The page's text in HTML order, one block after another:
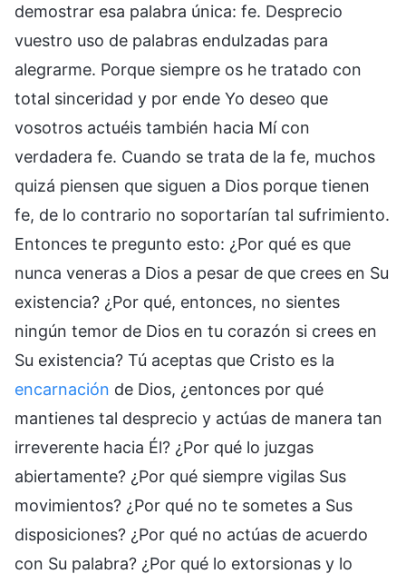
demostrar esa palabra única: fe. Desprecio
vuestro uso de palabras endulzadas para
alegrarme. Porque siempre os he tratado con
total sinceridad y por ende Yo deseo que
vosotros actuéis también hacia Mí con
verdadera fe. Cuando se trata de la fe, muchos
quizá piensen que siguen a Dios porque tienen
fe, de lo contrario no soportarían tal sufrimiento.
Entonces te pregunto esto: ¿Por qué es que
nunca veneras a Dios a pesar de que crees en Su
existencia? ¿Por qué, entonces, no sientes
ningún temor de Dios en tu corazón si crees en
Su existencia? Tú aceptas que Cristo es la
encarnación de Dios, ¿entonces por qué
mantienes tal desprecio y actúas de manera tan
irreverente hacia Él? ¿Por qué lo juzgas
abiertamente? ¿Por qué siempre vigilas Sus
movimientos? ¿Por qué no te sometes a Sus
disposiciones? ¿Por qué no actúas de acuerdo
con Su palabra? ¿Por qué lo extorsionas y lo